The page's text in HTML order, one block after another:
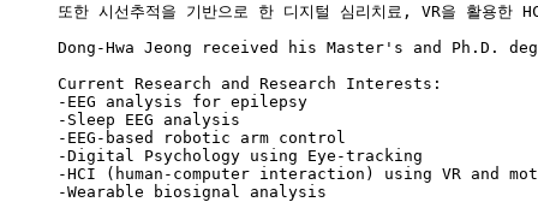
또한 시선추적을 기반으로 한 디지털 심리치료, VR을 활용
Dong-Hwa Jeong received his Master's and
Current Research and Research Interests:
-EEG analysis for epilepsy
-Sleep EEG analysis
-EEG-based robotic arm control
-Digital Psychology using Eye-tracking
-HCI (human-computer interaction) using VR and
-Wearable biosignal analysis